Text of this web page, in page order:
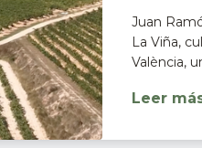
Juan
La Viña,
València,
Leer